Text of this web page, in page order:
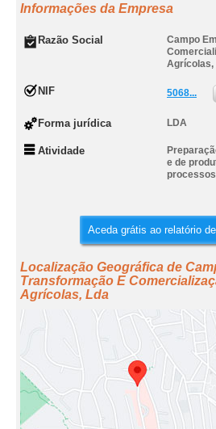
Informações da Empresa
Razão Social
Campo
Agrícolas,
NIF 5068...
Forma jurídica LDA
Atividade
e de
processos
Aceda grátis ao relatório
Localização Geográfica de
Transformação E
Agrícolas, Lda